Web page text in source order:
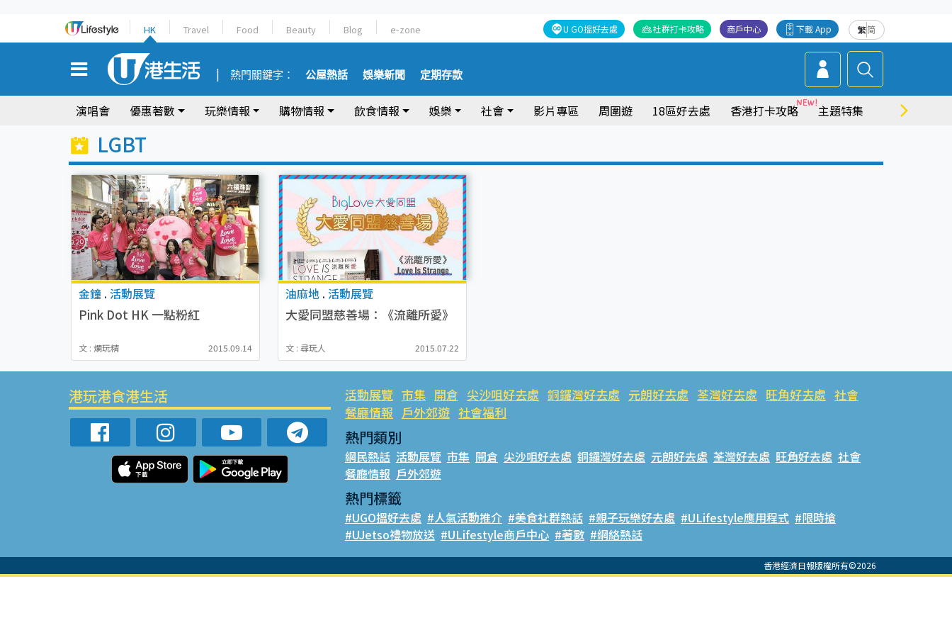
HK Travel Food Beauty Blog e-zone 繁简
下載 App
商戶中心
社群打卡攻略
U GO搵好去處
熱門關鍵字： 公屋熱話 娛樂新聞 定期存款
演唱會 優惠著數 玩樂情報 購物情報 飲食情報 娛樂 社會 影片專區 周圍遊 18區好去處 香港打卡攻略 主題特集 商場情報
LGBT
金鐘 . 活動展覽
Pink Dot HK 一點粉紅
文 : 爛玩精 2015.09.14
油麻地 . 活動展覽
大愛同盟慈善場：《流離所愛》
文 : 尋玩人 2015.07.22
港玩港食港生活 活動展覽 市集 開倉 尖沙咀好去處 銅鑼灣好去處 元朗好去處 荃灣好去處 旺角好去處 社會
餐廳情報 戶外郊遊 社會福利
熱門類別
網民熱話 活動展覽 市集 開倉 尖沙咀好去處 銅鑼灣好去處 元朗好去處 荃灣好去處 旺角好去處 社會
餐廳情報 戶外郊遊
熱門標籤
#UGO搵好去處 #人氣活動推介 #美食社群熱話 #親子玩樂好去處 #ULifestyle應用程式 #限時搶
#UJetso禮物放送 #ULifestyle商戶中心 #著數 #網絡熱話
香港經濟日報版權所有©2026